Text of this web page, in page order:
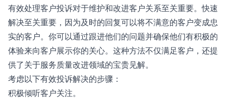
有效处理客户投诉对于维护和改进客户关系至关重要。快速
解决至关重要，因为及时的回复可以将不满意的客户变成忠
实的客户。你可以通过跟进他们的问题并确保他们有积极的
体验来向客户展示你的关心。这种方法不仅满足客户，还提
供了关于服务质量改进领域的宝贵见解。
考虑以下有效投诉解决的步骤：
积极倾听客户关注。